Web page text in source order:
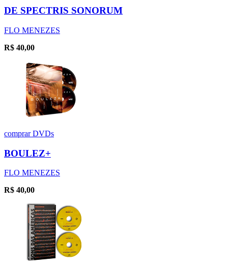
DE SPECTRIS SONORUM
FLO MENEZES
R$ 40,00
comprarDVDs
BOULEZ+
FLO MENEZES
R$ 40,00